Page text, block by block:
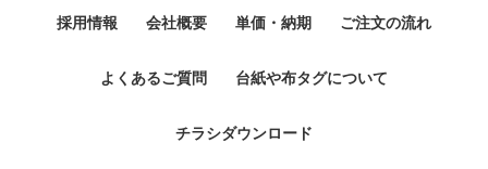
採用情報 会社概要 単価・納期 ご注文の流れ
よくあるご質問 台紙や布タグについて
チラシダウンロード